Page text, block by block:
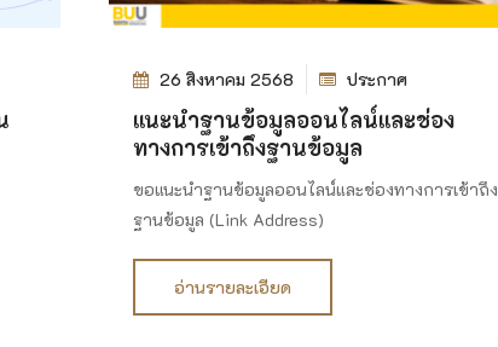
26 สิงหาคม 2568 ประกาศ
แนะนำฐานข้อมูลออนไลน์และช่อง
ทางการเข้าถึงฐานข้อมูล
ขอแนะนำฐานข้อมูลออนไลน์และช่องทางการเข้าถึง
ฐานข้อมูล (Link Address)
อ่านรายละเอียด